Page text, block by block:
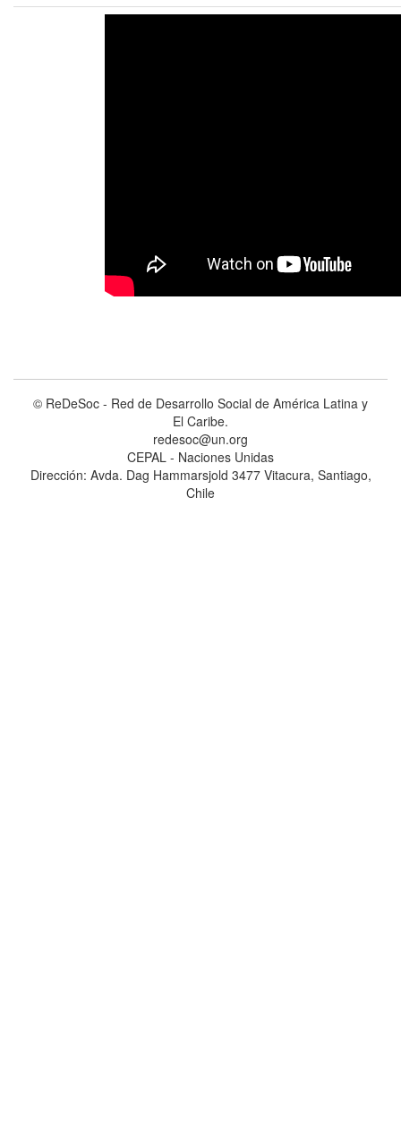
© ReDeSoc - Red de Desarrollo Social de América Latina y
El Caribe.
redesoc@un.org
CEPAL - Naciones Unidas
Dirección: Avda. Dag Hammarsjold 3477 Vitacura, Santiago,
Chile